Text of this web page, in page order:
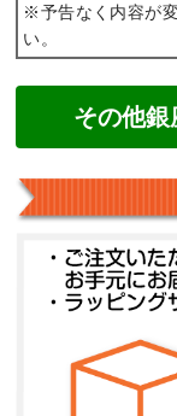
※予告なく内容が
い。
その他銀